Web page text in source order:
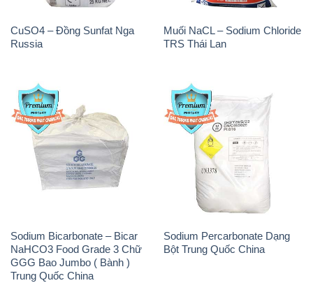
CuSO4 – Đồng Sunfat Nga
Russia
Muối NaCL – Sodium Chloride
TRS Thái Lan
Sodium Bicarbonate – Bicar
NaHCO3 Food Grade 3 Chữ
GGG Bao Jumbo ( Bành )
Trung Quốc China
Sodium Percarbonate Dạng
Bột Trung Quốc China